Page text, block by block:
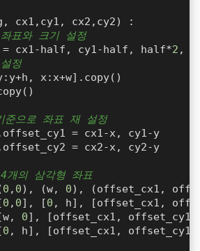
cx1,cy1, cx2,cy2) :
표와 크기 설정
cx1-half, cy1-half, half*
2 ,
정
x:x+w].copy()
준으로 좌표 재 설정
= cx1-x, cy1-y
= cx2-x, cy2-y
개의 삼각형 좌표
0 , 0), (w, 0), (offset_cx1,
0 , 0], [0 , h], [offset_cx1,
0], [offset_cx1,
0 , h], [offset_cx1,